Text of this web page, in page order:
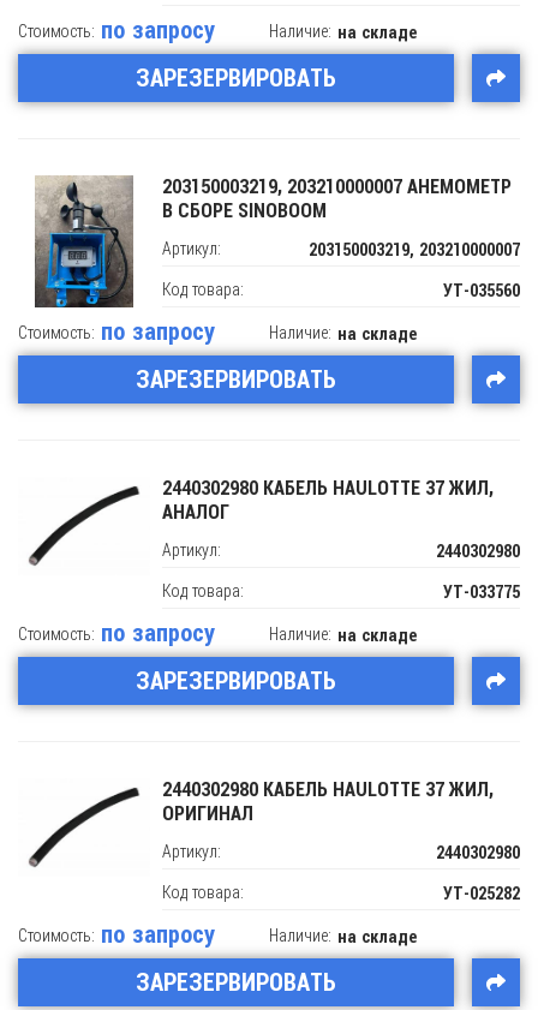
Стоимость: по запросу
ЗАРЕЗЕРВИРОВАТЬ
Наличие: на складе
203150003219, 203210000007 АНЕМОМЕТР
В СБОРЕ SINOBOOM
Артикул:
203150003219, 203210000007
Код товара: УТ-035560
Стоимость: по запросу
ЗАРЕЗЕРВИРОВАТЬ
Наличие: на складе
2440302980 КАБЕЛЬ HAULOTTE 37 ЖИЛ,
АНАЛОГ
Артикул:
2440302980
Код товара: УТ-033775
Стоимость: по запросу
ЗАРЕЗЕРВИРОВАТЬ
Наличие: на складе
2440302980 КАБЕЛЬ HAULOTTE 37 ЖИЛ,
ОРИГИНАЛ
Артикул:
2440302980
Код товара: УТ-025282
Стоимость: по запросу
ЗАРЕЗЕРВИРОВАТЬ
Наличие: на складе